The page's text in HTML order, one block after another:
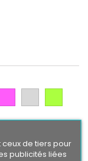
ArgentCitron
de tiers pour
publicités liées